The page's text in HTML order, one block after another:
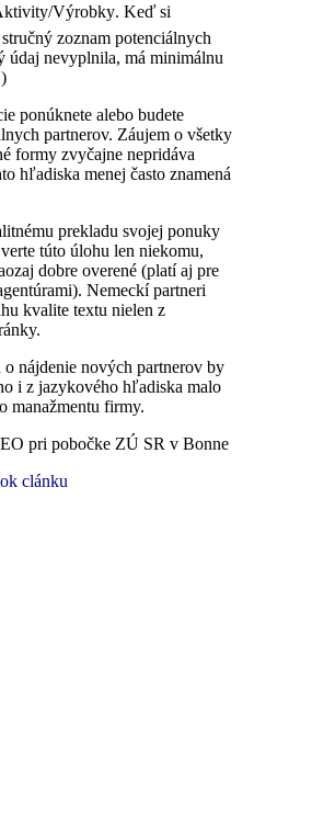
Výrobky. Keď si
zoznam potenciálnych
údaj nevyplnila, má minimálnu
ponúknete alebo budete
partnerov. Záujem o všetky
formy zvyčajne nepridáva
hľadiska menej často znamená
prekladu svojej ponuky
túto úlohu len niekomu,
dobre overené (platí aj pre
Nemeckí partneri
kvalite textu nielen z
nájdenie nových partnerov by
i z jazykového hľadiska malo
manažmentu firmy.
pri pobočke ZÚ SR v Bonne
clánku